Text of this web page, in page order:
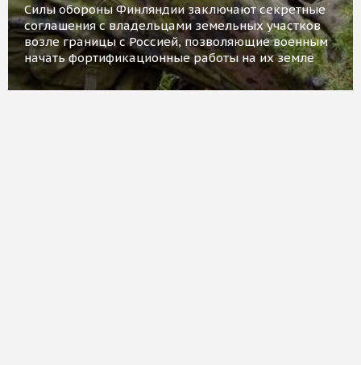
Силы обороны Финляндии заключают секретные
соглашения с владельцами земельных участков
возле границы с Россией, позволяющие военным
начать фортификационные работы на их земле